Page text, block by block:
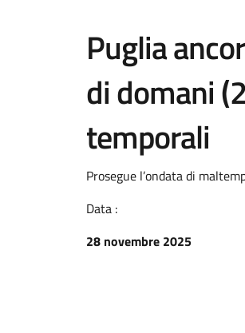
Puglia
di domani
temporali
Prosegue l’ondata di
Data :
28 novembre 2025